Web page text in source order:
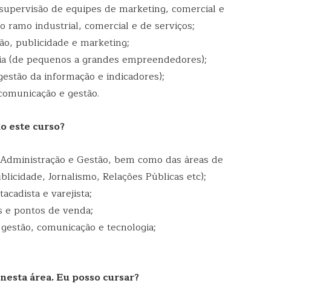
de equipes de marketing, comercial e
ramo industrial, comercial e de serviços;
publicidade e marketing;
(de pequenos a grandes empreendedores);
da informação e indicadores);
e gestão.
este curso?
e Gestão, bem como das áreas de
Jornalismo, Relações Públicas etc);
e varejista;
e pontos de venda;
comunicação e tecnologia;
área. Eu posso cursar?